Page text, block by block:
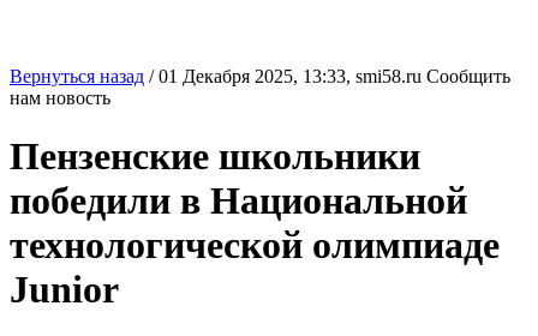
Вернуться назад /01 Декабря 2025, 13:33, smi58.ru Сообщить
нам новость
Пензенские школьники
победили в Национальной
технологической олимпиаде
Junior